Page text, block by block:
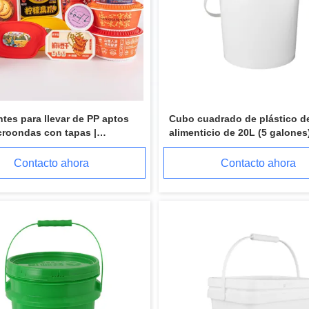
para llevar de PP aptos
con tapas |
de envases de alimentos a
fugas
Contacto ahora
Cubo cuadrado de plástico
alimenticio de 20L (5
tapa y asa
Contacto ahora
plástico del litro 3,5